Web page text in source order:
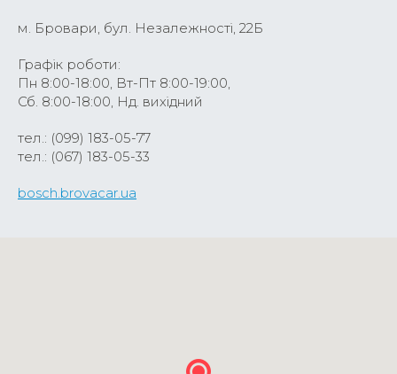
м. Бровари, бул. Незалежності, 22Б
Графік роботи:
Пн 8:00-18:00, Вт-Пт 8:00-19:00,
Сб. 8:00-18:00, Нд. вихідний
тел.: (099) 183-05-77
тел.: (067) 183-05-33
bosch.brovacar.ua